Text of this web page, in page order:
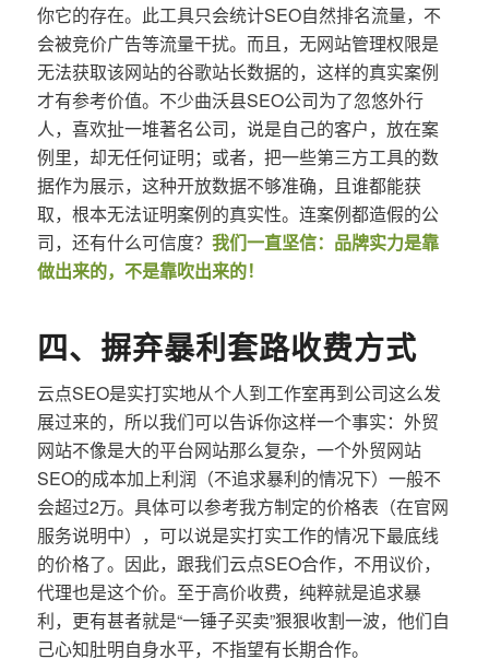
你它的存在。此工具只会统计SEO自然排名流量，不
会被竞价广告等流量干扰。而且，无网站管理权限是
无法获取该网站的谷歌站长数据的，这样的真实案例
才有参考价值。不少曲沃县SEO公司为了忽悠外行
人，喜欢扯一堆著名公司，说是自己的客户，放在案
例里，却无任何证明；或者，把一些第三方工具的数
据作为展示，这种开放数据不够准确，且谁都能获
取，根本无法证明案例的真实性。连案例都造假的公
司，还有什么可信度？ 我们一直坚信：品牌实力是靠
做出来的，不是靠吹出来的！
四、摒弃暴利套路收费方式
云点SEO是实打实地从个人到工作室再到公司这么发
展过来的，所以我们可以告诉你这样一个事实：外贸
网站不像是大的平台网站那么复杂，一个外贸网站
SEO的成本加上利润（不追求暴利的情况下）一般不
会超过2万。具体可以参考我方制定的价格表（在官网
服务说明中），可以说是实打实工作的情况下最底线
的价格了。因此，跟我们云点SEO合作，不用议价，
代理也是这个价。至于高价收费，纯粹就是追求暴
利，更有甚者就是“一锤子买卖”狠狠收割一波，他们自
己心知肚明自身水平，不指望有长期合作。